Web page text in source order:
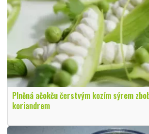
Plněná ačokču čerstvým kozím sýrem
koriandrem